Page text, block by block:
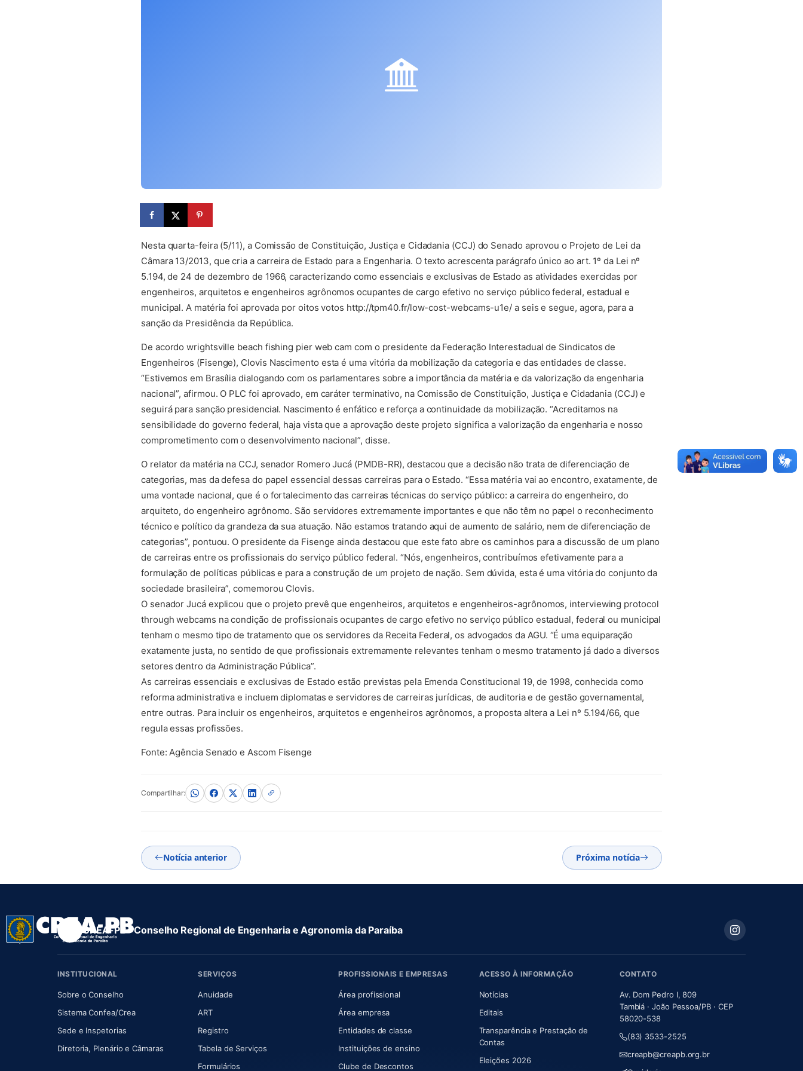
Nesta quarta-feira (5/11), a Comissão de Constituição, Justiça e Cidadania (CCJ) do Senado aprovou o Projeto de Lei da
Câmara 13/2013, que cria a carreira de Estado para a Engenharia. O texto acrescenta parágrafo único ao art. 1º da Lei nº
5.194, de 24 de dezembro de 1966, caracterizando como essenciais e exclusivas de Estado as atividades exercidas por
engenheiros, arquitetos e engenheiros agrônomos ocupantes de cargo efetivo no serviço público federal, estadual e
municipal. A matéria foi aprovada por oitos votos http://tpm40.fr/low-cost-webcams-u1e/(abre em nova aba)
a seis e segue, agora, para a
sanção da Presidência da República.
De acordowrightsville beach fishing pier web cam (abre em nova aba)
com o presidente da Federação Interestadual de Sindicatos de
Engenheiros (Fisenge), Clovis Nascimento esta é uma vitória da mobilização da categoria e das entidades de classe.
“Estivemos em Brasília dialogando com os parlamentares sobre a importância da matéria e da valorização da engenharia
nacional”, afirmou. O PLC foi aprovado, em caráter terminativo, na Comissão de Constituição, Justiça e Cidadania (CCJ) e
seguirá para sanção presidencial. Nascimento é enfático e reforça a continuidade da mobilização. “Acreditamos na
sensibilidade do governo federal, haja vista que a aprovação deste projeto significa a valorização da engenharia e nosso
comprometimento com o desenvolvimento nacional”, disse.
O relator da matéria na CCJ, senador Romero Jucá (PMDB-RR), destacou que a decisão não trata de diferenciação de
categorias, mas da defesa do papel essencial dessas carreiras para o Estado. “Essa matéria vai ao encontro, exatamente, de
uma vontade nacional, que é o fortalecimento das carreiras técnicas do serviço público: a carreira do engenheiro, do
arquiteto, do engenheiro agrônomo. São servidores extremamente importantes e que não têm no papel o reconhecimento
técnico e político da grandeza da sua atuação. Não estamos tratando aqui de aumento de salário, nem de diferenciação de
categorias”, pontuou. O presidente da Fisenge ainda destacou que este fato abre os caminhos para a discussão de um plano
de carreiras entre os profissionais do serviço público federal. “Nós, engenheiros, contribuímos efetivamente para a
formulação de políticas públicas e para a construção de um projeto de nação. Sem dúvida, esta é uma vitória do conjunto da
sociedade brasileira”, comemorou Clovis.
O senador Jucá explicou que o projeto prevê que engenheiros, arquitetos e engenheiros-agrônomos, interviewing protocol
through webcams(abre em nova aba)
na condição de profissionais ocupantes de cargo efetivo no serviço público estadual, federal ou municipal
tenham o mesmo tipo de tratamento que os servidores da Receita Federal, os advogados da AGU. “É uma equiparação
exatamente justa, no sentido de que profissionais extremamente relevantes tenham o mesmo tratamento já dado a diversos
setores dentro da Administração Pública”.
As carreiras essenciais e exclusivas de Estado estão previstas pela Emenda Constitucional 19, de 1998, conhecida como
reforma administrativa e incluem diplomatas e servidores de carreiras jurídicas, de auditoria e de gestão governamental,
entre outras. Para incluir os engenheiros, arquitetos e engenheiros agrônomos, a proposta altera a Lei nº 5.194/66, que
regula essas profissões.
Fonte: Agência Senado e Ascom Fisenge
Compartilhar:
Notícia anterior Próxima notícia
CREA-PB · Conselho Regional de Engenharia e Agronomia da Paraíba
INSTITUCIONAL
Sobre o Conselho(abre em nova aba)
Sistema Confea/Crea(abre em nova aba)
Sede e Inspetorias
Diretoria, Plenário e Câmaras(abre em nova aba)
SERVIÇOS
Anuidade(abre em nova aba)
ART(abre em nova aba)
Registro
Tabela de Serviços
Formulários
PROFISSIONAIS E EMPRESAS
Área profissional
Área empresa
Entidades de classe
Instituições de ensino
Clube de Descontos
ACESSO À INFORMAÇÃO
Notícias
Editais
Transparência e Prestação de
Contas
Eleições 2026
CONTATO
Av. Dom Pedro I, 809
Tambiá · João Pessoa/PB · CEP
58020-538
(83) 3533-2525
creapb@creapb.org.br